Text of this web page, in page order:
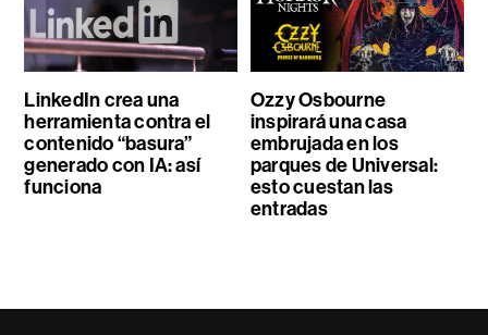
LinkedIn crea una
herramienta contra el
contenido “basura”
generado con IA: así
funciona
Ozzy Osbourne
inspirará una casa
embrujada en los
parques de Universal:
esto cuestan las
entradas